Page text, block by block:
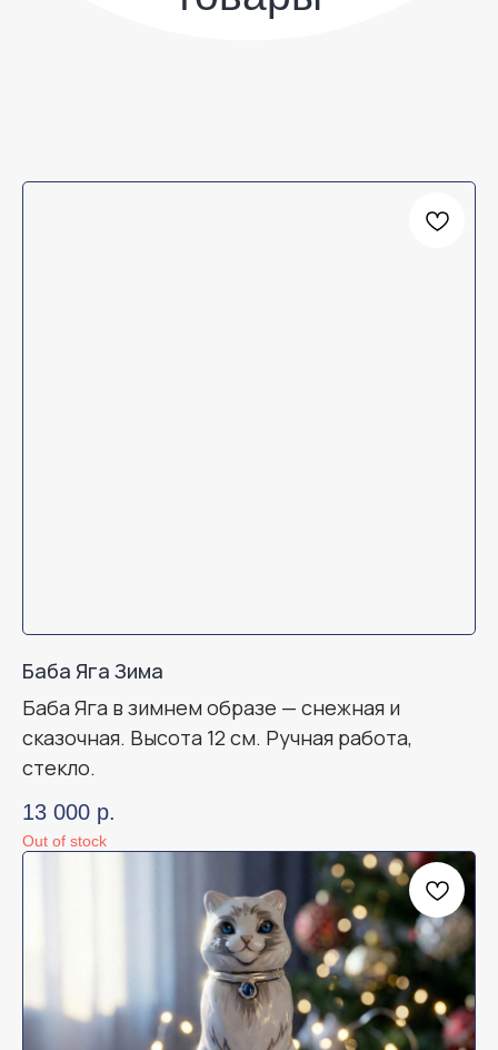
Баба Яга Зима
Баба Яга в зимнем образе — снежная и
сказочная. Высота 12 см. Ручная работа,
стекло.
13 000 р.
Out of stock